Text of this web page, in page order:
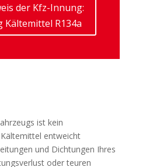
der Kfz-Innung:
Kältemittel R134a
ist kein
entweicht
und Dichtungen Ihres
oder teuren